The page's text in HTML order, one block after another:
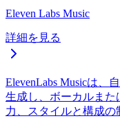
Eleven Labs Music
詳細を見る
ElevenLabs Musicは、
生成し、ボーカルまた
力、スタイルと構成の